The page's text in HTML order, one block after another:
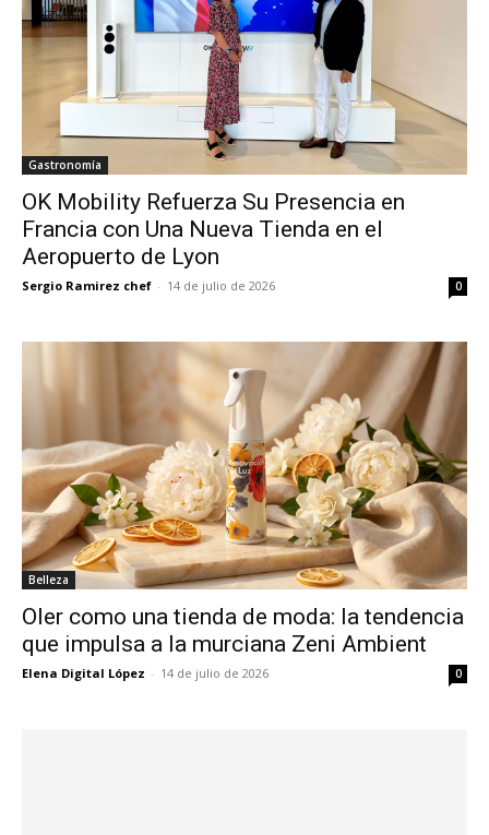
Gastronomía
OK Mobility Refuerza Su Presencia en
Francia con Una Nueva Tienda en el
Aeropuerto de Lyon
Sergio Ramirez chef - 14 de julio de 2026 0
Belleza
Oler como una tienda de moda: la tendencia
que impulsa a la murciana Zeni Ambient
Elena Digital López - 14 de julio de 2026 0